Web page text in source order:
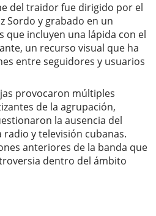
del traidor fue dirigido por el
Sordo y grabado en un
que incluyen una lápida con el
un recurso visual que ha
entre seguidores y usuarios
provocaron múltiples
de la agrupación,
la ausencia del
y televisión cubanas.
anteriores de la banda que
dentro del ámbito